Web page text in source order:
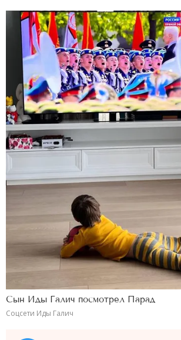
Сын Иды Галич посмотрел Парад
Соцсети Иды Галич